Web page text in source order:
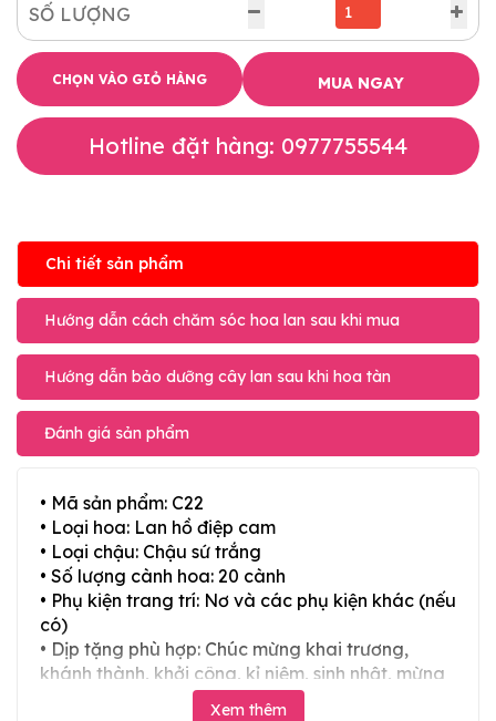
SỐ LƯỢNG
CHỌN VÀO GIỎ HÀNG MUA NGAY
Hotline đặt hàng: 0977755544
Chi tiết sản phẩm
Hướng dẫn cách chăm sóc hoa lan sau khi mua
Hướng dẫn bảo dưỡng cây lan sau khi hoa tàn
Đánh giá sản phẩm
• Mã sản phẩm: C22
• Loại hoa: Lan hồ điệp cam
• Loại chậu: Chậu sứ trắng
• Số lượng cành hoa: 20 cành
• Phụ kiện trang trí: Nơ và các phụ kiện khác (nếu
có)
• Dịp tặng phù hợp: Chúc mừng khai trương,
khánh thành, khởi công, kỉ niệm, sinh nhật, mừng
thọ, mừng cưới, tân gia và các ngày lễ tết trong
Xem thêm